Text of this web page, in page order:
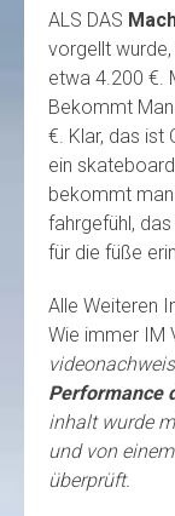
ALS DAS
vorgellt
etwa 4.200 €.
Bekommt
€. Klar, das ist
ein
bekommt
fahrgefühl,
für die füße
Alle Weiteren
Wie immer IM
Performance
inhalt wurde
und von
überprüft.